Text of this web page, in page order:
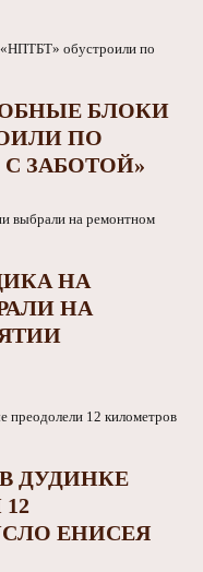
БЛОКИ
ПО
ЗАБОТОЙ»
НА
НА
В ДУДИНКЕ
ЕНИСЕЯ